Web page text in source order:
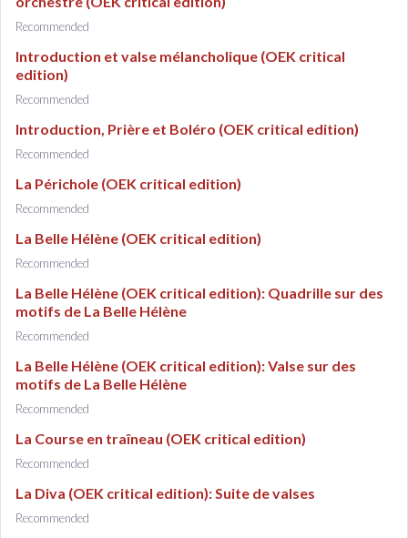
Recommended
Introduction et valse mélancholique (OEK critical
edition)
Recommended
Introduction, Prière et Boléro (OEK critical edition)
Recommended
La Périchole (OEK critical edition)
Recommended
La Belle Hélène (OEK critical edition)
Recommended
La Belle Hélène (OEK critical edition): Quadrille sur des
motifs de La Belle Hélène
Recommended
La Belle Hélène (OEK critical edition): Valse sur des
motifs de La Belle Hélène
Recommended
La Course en traîneau (OEK critical edition)
Recommended
La Diva (OEK critical edition): Suite de valses
Recommended